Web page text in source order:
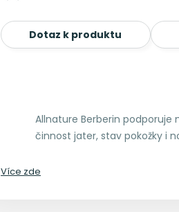
Dotaz k produktu
Allnature Berberin
činnost jater, stav pokožky i
Více zde